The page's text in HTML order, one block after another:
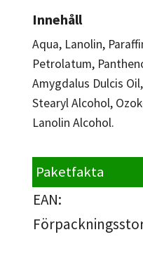
Innehåll
Aqua, Lanolin,
Petrolatum,
Amygdalus Dulcis
Stearyl Alcohol,
Lanolin Alcohol.
Paketfakta
EAN: